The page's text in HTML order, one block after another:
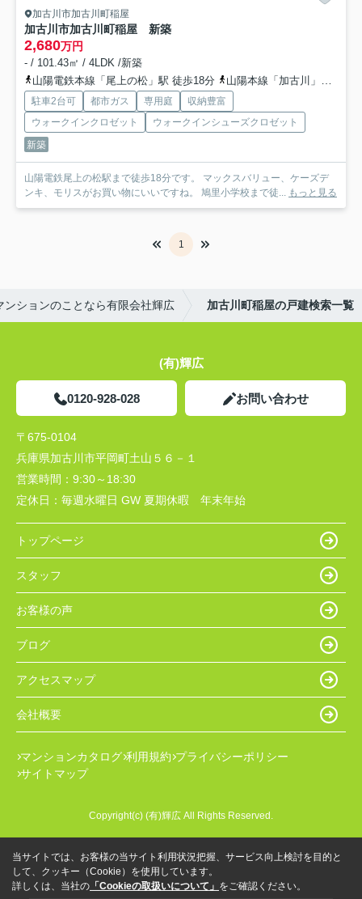
加古川市加古川町稲屋
加古川市加古川町稲屋 新築
2,680万円
- / 101.43㎡ / 4LDK /新築
山陽電鉄本線「尾上の松」駅 徒歩18分
山陽本線「加古川」駅 徒歩38分
駐車2台可 都市ガス 専用庭
収納豊富
ウォークインクロゼット
ウォークインシューズクロゼット
新築
山陽電鉄尾上の松駅まで徒歩18分です。 マックスバリュー、ケーズデ
ンキ、モリスがお買い物にいいですね。 鳩里小学校まで徒... もっと見る
1
ションのことなら有限会社輝広 加古川町稲屋の戸建検索一覧
(有)輝広
0120-928-028 お問い合わせ
〒675-0104
兵庫県加古川市平岡町土山５６－１
営業時間： 9:30～18:30
定休日： 毎週水曜日 GW 夏期休暇 年末年始
トップページ
スタッフ
お客様の声
ブログ
アクセスマップ
会社概要
マンションカタログ 利用規約 プライバシーポリシー
サイトマップ
Copyright(c) (有)輝広 All Rights Reserved.
当サイトでは、お客様の当サイト利用状況把握、サービス向上検討を目的と
して、クッキー（Cookie）を使用しています。
詳しくは、当社の 「Cookieの取扱いについて」 をご確認ください。